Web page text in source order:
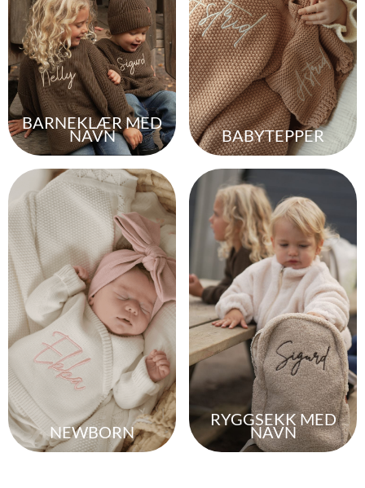
BARNEKLÆR MED
NAVN BABYTEPPER
NEWBORN
RYGGSEKK MED
NAVN